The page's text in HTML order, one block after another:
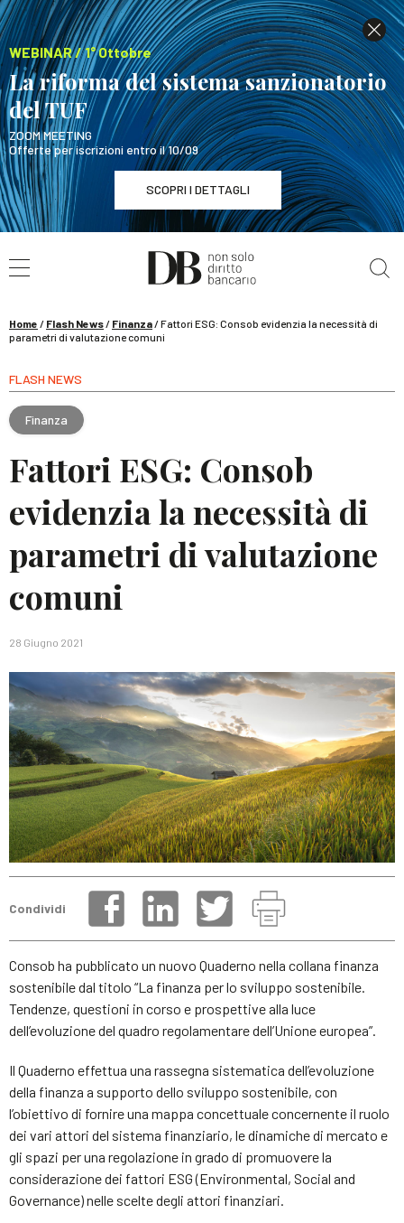
WEBINAR / 1° Ottobre
La riforma del sistema sanzionatorio
del TUF
ZOOM MEETING
Offerte per iscrizioni entro il 10/09
SCOPRI I DETTAGLI
WEBINAR / 1° Ottobre
La riforma del sistema sanzionatorio del TUF
Home / Flash News/ Finanza/Fattori ESG: Consob evidenzia la necessità di
parametri di valutazione comuni
FLASH NEWS
Finanza
Fattori ESG: Consob
evidenzia la necessità di
parametri di valutazione
comuni
28 Giugno 2021
Condividi
Consob ha pubblicato un nuovo Quaderno nella collana finanza
sostenibile dal titolo “La finanza per lo sviluppo sostenibile.
Tendenze, questioni in corso e prospettive alla luce
dell’evoluzione del quadro regolamentare dell’Unione europea”.
Il Quaderno effettua una rassegna sistematica dell’evoluzione
della finanza a supporto dello sviluppo sostenibile, con
l’obiettivo di fornire una mappa concettuale concernente il ruolo
dei vari attori del sistema finanziario, le dinamiche di mercato e
gli spazi per una regolazione in grado di promuovere la
considerazione dei fattori ESG (Environmental, Social and
Governance) nelle scelte degli attori finanziari.